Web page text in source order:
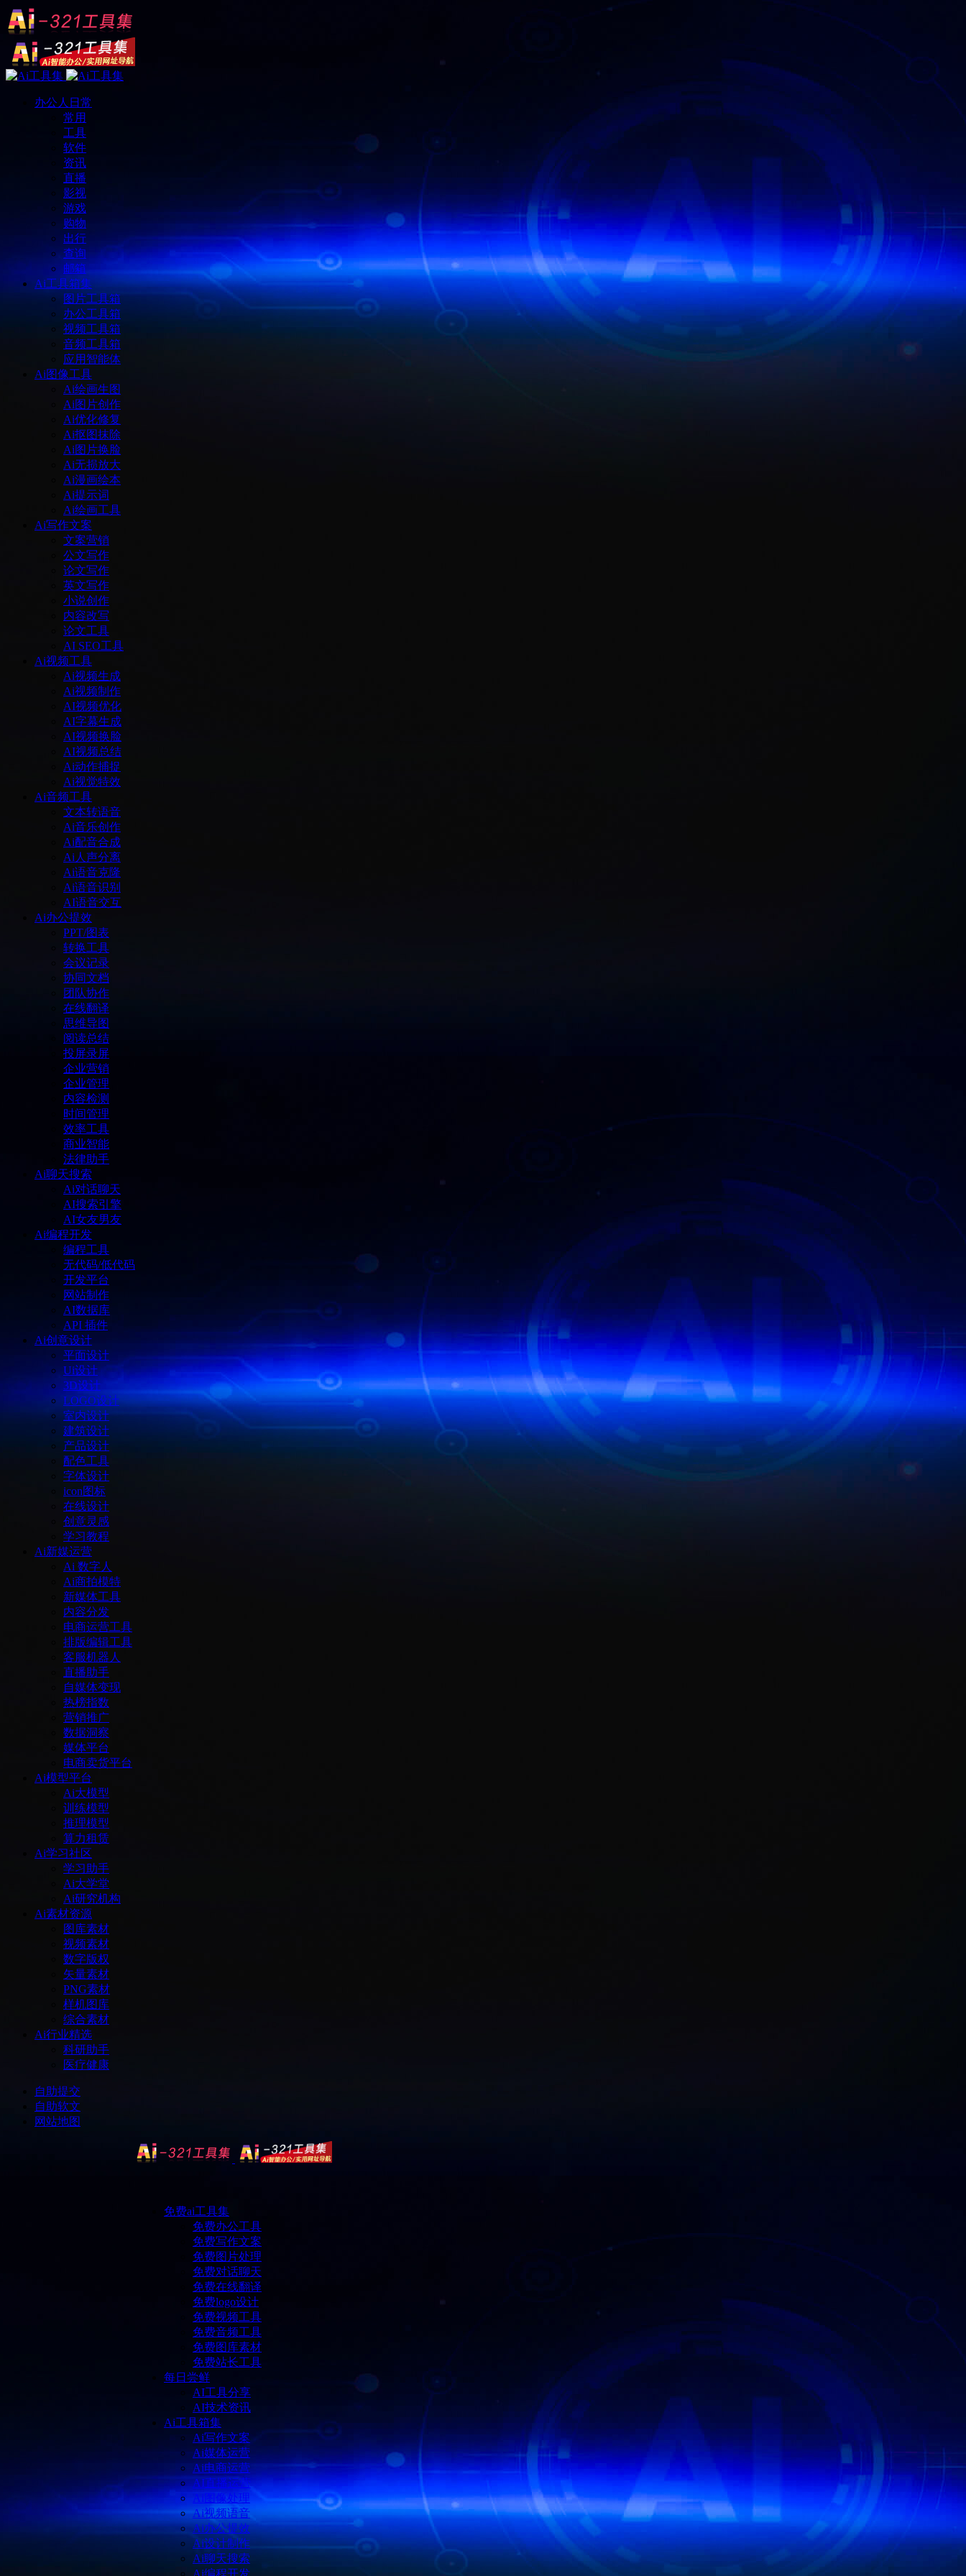
办公人日常
常用
工具
软件
资讯
直播
影视
游戏
购物
出行
查询
邮箱
Ai工具箱集
图片工具箱
办公工具箱
视频工具箱
音频工具箱
应用智能体
Ai图像工具
Ai绘画生图
Ai图片创作
Ai优化修复
Ai抠图抹除
Ai图片换脸
Ai无损放大
Ai漫画绘本
Ai提示词
Ai绘画工具
Ai写作文案
文案营销
公文写作
论文写作
英文写作
小说创作
内容改写
论文工具
AI SEO工具
Ai视频工具
Ai视频生成
Ai视频制作
AI视频优化
AI字幕生成
AI视频换脸
AI视频总结
Ai动作捕捉
Ai视觉特效
Ai音频工具
文本转语音
Ai音乐创作
Ai配音合成
Ai人声分离
Ai语音克隆
Ai语音识别
AI语音交互
Ai办公提效
PPT/图表
转换工具
会议记录
协同文档
团队协作
在线翻译
思维导图
阅读总结
投屏录屏
企业营销
企业管理
内容检测
时间管理
效率工具
商业智能
法律助手
Ai聊天搜索
Ai对话聊天
AI搜索引擎
AI女友男友
Ai编程开发
编程工具
无代码/低代码
开发平台
网站制作
AI数据库
API 插件
Ai创意设计
平面设计
Ui设计
3D设计
LOGO设计
室内设计
建筑设计
产品设计
配色工具
字体设计
icon图标
在线设计
创意灵感
学习教程
Ai新媒运营
Ai 数字人
Ai商拍模特
新媒体工具
内容分发
电商运营工具
排版编辑工具
客服机器人
直播助手
自媒体变现
热榜指数
营销推广
数据洞察
媒体平台
电商卖货平台
Ai模型平台
Ai大模型
训练模型
推理模型
算力租赁
Ai学习社区
学习助手
Ai大学堂
Ai研究机构
Ai素材资源
图库素材
视频素材
数字版权
矢量素材
PNG素材
样机图库
综合素材
Ai行业精选
科研助手
医疗健康
自助提交
自助软文
网站地图
免费ai工具集
免费办公工具
免费写作文案
免费图片处理
免费对话聊天
免费在线翻译
免费logo设计
免费视频工具
免费音频工具
免费图库素材
免费站长工具
每日尝鲜
AI工具分享
AI技术资讯
Ai工具箱集
Ai写作文案
Ai媒体运营
Ai电商运营
AI直播运营
Ai图像处理
Ai视频语音
Ai办公提效
Ai设计制作
Ai聊天搜索
Ai编程开发